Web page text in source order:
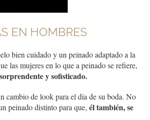
EN HOMBRES
bien cuidado y un peinado adaptado a la
las mujeres en lo que a peinado se refiere,
y sofisticado.
cambio de look para el día de su boda. No
peinado distinto para que, él también, se